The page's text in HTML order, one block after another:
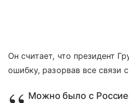
Он считает, что президент
ошибку, разорвав все связи
Можно было с